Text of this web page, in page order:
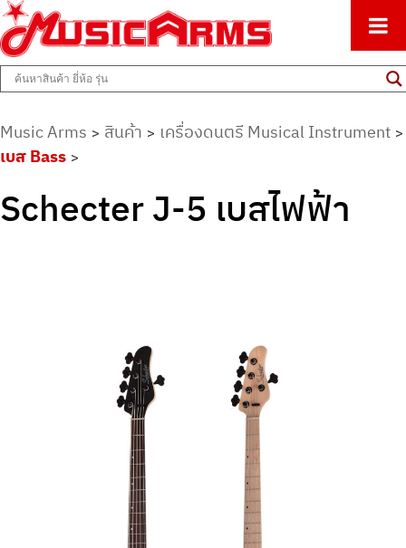
Music Arms
ศูนย์รวมครื่องดนตรีทุกชนิด ตั้งแต่เริ่มต้นถึงมืออาชีพ
Music Arms > สินค้า > เครื่องดนตรี Musical Instrument >
เบส Bass >
Schecter J-5 เบสไฟฟ้า